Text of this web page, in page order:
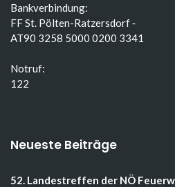
Bankverbindung:
FF St. Pölten-Ratzersdorf ‑
AT90 3258 5000 0200 3341
Notruf:
122
Neueste Beiträge
52. Landestreffen der NÖ